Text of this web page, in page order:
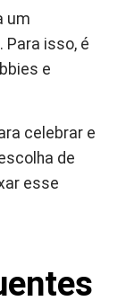
um
Para isso, é
e
celebrar e
de
esse